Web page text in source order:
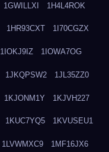
1GWILLXI 1H4L4ROK
1HR93CXT 1I70CGZX
1IOKJ9IZ 1IOWA7OG
1JKQPSW2 1JL35ZZ0
1KJONM1Y 1KJVH227
1KUC7YQ5 1KVUSEU1
1LVWMXC9 1MF16JX6